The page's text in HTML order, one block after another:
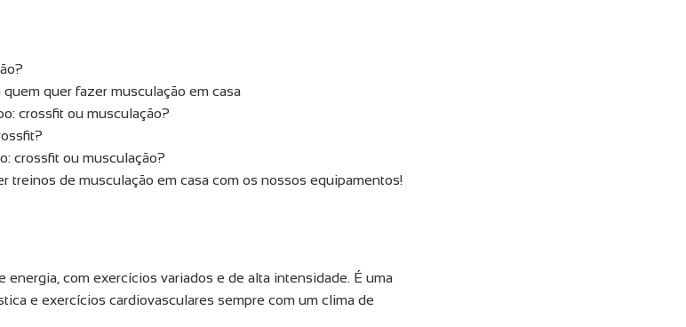
quer fazer musculação em casa
crossfit ou musculação?
crossfit ou musculação?
treinos de musculação em casa com os nossos equipamentos!
energia, com exercícios variados e de alta intensidade. É uma
e exercícios cardiovasculares sempre com um clima de